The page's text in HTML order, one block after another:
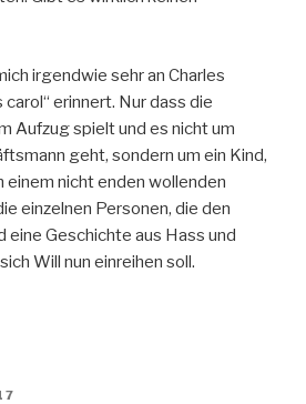
irgendwie sehr an Charles
erinnert. Nur dass die
Aufzug spielt und es nicht um
geht, sondern um ein Kind,
einem nicht enden wollenden
einzelnen Personen, die den
eine Geschichte aus Hass und
Will nun einreihen soll.